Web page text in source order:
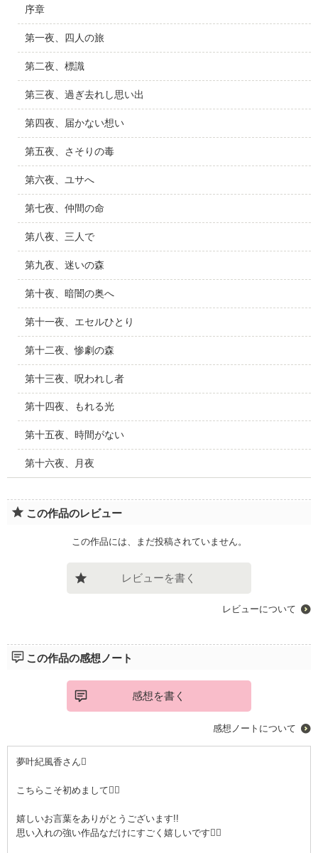
序章
第一夜、四人の旅
第二夜、標識
第三夜、過ぎ去れし思い出
第四夜、届かない想い
第五夜、さそりの毒
第六夜、ユサへ
第七夜、仲間の命
第八夜、三人で
第九夜、迷いの森
第十夜、暗闇の奥へ
第十一夜、エセルひとり
第十二夜、惨劇の森
第十三夜、呪われし者
第十四夜、もれる光
第十五夜、時間がない
第十六夜、月夜
この作品のレビュー
この作品には、まだ投稿されていません。
レビューを書く
レビューについて
この作品の感想ノート
感想を書く
感想ノートについて
夢叶紀風香さん
こちらこそ初めまして
嬉しいお言葉をありがとうございます!!
思い入れの強い作品なだけにすごく嬉しいです